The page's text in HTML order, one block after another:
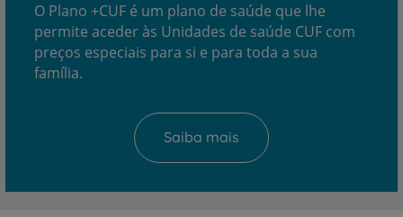
O Plano +CUF é um plano de saúde que lhe
permite aceder às Unidades de saúde CUF com
preços especiais para si e para toda a sua
família.
Saiba mais